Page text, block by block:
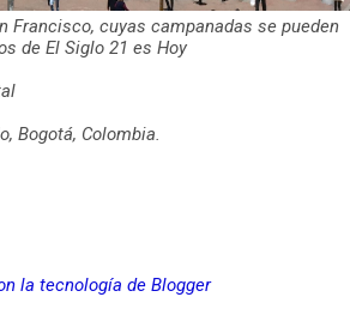
Francisco, cuyas campanadas se pueden
de El Siglo 21 es Hoy
Bogotá, Colombia.
la tecnología de Blogger